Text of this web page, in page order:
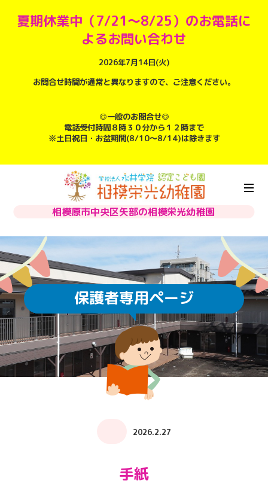
夏期休業中（7/21～8/25）のお電話に
よるお問い合わせ
2026年7月14日(火)
お問合せ時間が通常と異なりますので、ご注意ください。
◎一般のお問合せ◎
電話受付時間８時３０分から１２時まで
※土日祝日・お盆期間(8/10～8/14)は除きます
相模原市中央区矢部の相模栄光幼稚園
保護者専用ページ
2026.2.27
手紙